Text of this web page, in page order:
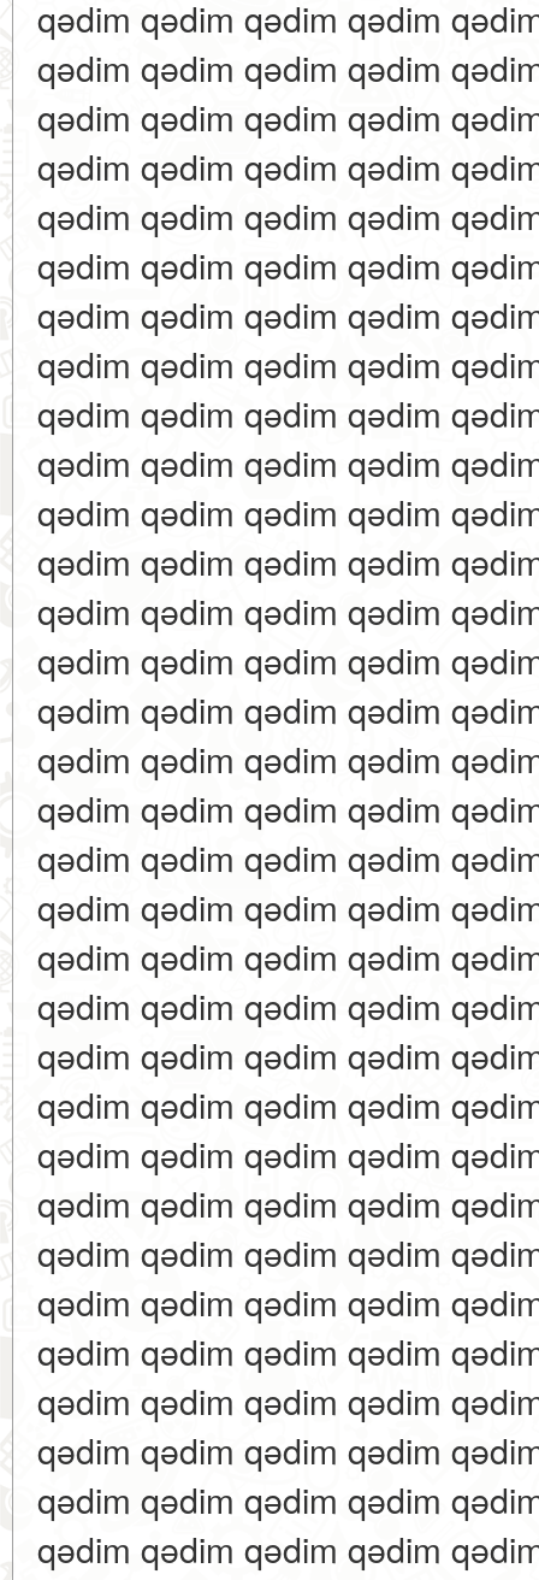
qədim qədim qədim qədim
qədim qədim qədim qədim
qədim qədim qədim qədim
qədim qədim qədim qədim
qədim qədim qədim qədim
qədim qədim qədim qədim
qədim qədim qədim qədim
qədim qədim qədim qədim
qədim qədim qədim qədim
qədim qədim qədim qədim
qədim qədim qədim qədim
qədim qədim qədim qədim
qədim qədim qədim qədim
qədim qədim qədim qədim
qədim qədim qədim qədim
qədim qədim qədim qədim
qədim qədim qədim qədim
qədim qədim qədim qədim
qədim qədim qədim qədim
qədim qədim qədim qədim
qədim qədim qədim qədim
qədim qədim qədim qədim
qədim qədim qədim qədim
qədim qədim qədim qədim
qədim qədim qədim qədim
qədim qədim qədim qədim
qədim qədim qədim qədim
qədim qədim qədim qədim
qədim qədim qədim qədim
qədim qədim qədim qədim
qədim qədim qədim qədim
qədim qədim qədim qədim